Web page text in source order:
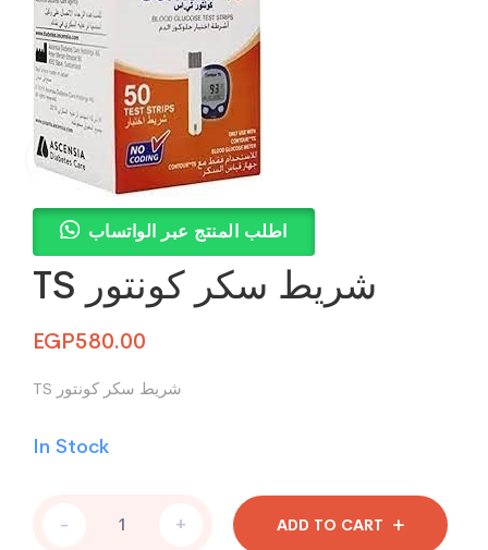
اطلب المنتج عبر الواتساب
TS شريط سكر كونتور
EGP580.00
TS شريط سكر كونتور
In Stock
شريط
- + ADD TO CART